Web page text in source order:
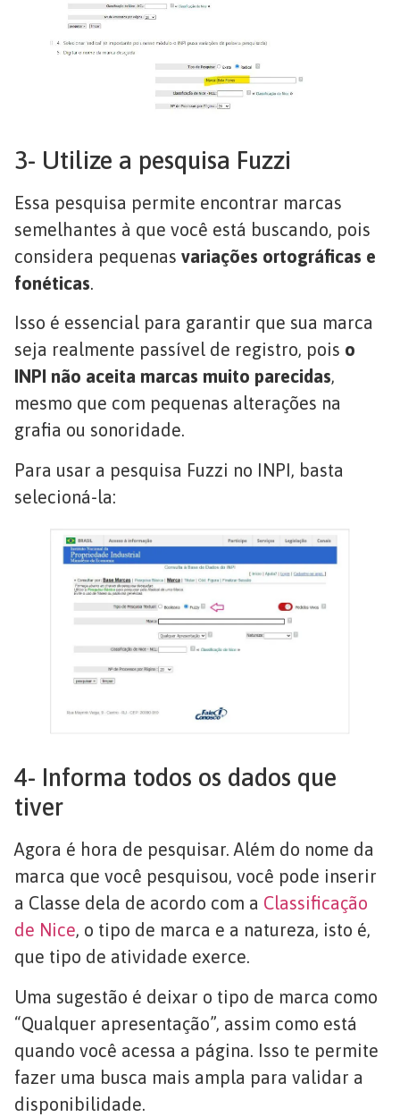
3- Utilize a pesquisa Fuzzi
Essa pesquisa permite encontrar marcas
semelhantes à que você está buscando, pois
considera pequenas variações ortográficas e
fonéticas.
Isso é essencial para garantir que sua marca
seja realmente passível de registro, pois o
INPI não aceita marcas muito parecidas,
mesmo que com pequenas alterações na
grafia ou sonoridade.
Para usar a pesquisa Fuzzi no INPI, basta
selecioná-la:
4- Informa todos os dados que
tiver
Agora é hora de pesquisar. Além do nome da
marca que você pesquisou, você pode inserir
a Classe dela de acordo com a Classificação
de Nice, o tipo de marca e a natureza, isto é,
que tipo de atividade exerce.
Uma sugestão é deixar o tipo de marca como
“Qualquer apresentação”, assim como está
quando você acessa a página. Isso te permite
fazer uma busca mais ampla para validar a
disponibilidade.